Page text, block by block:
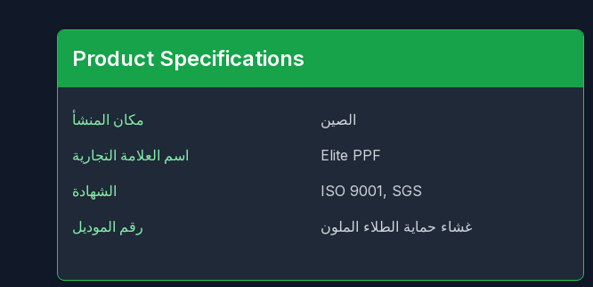
Product Specifications
مكان المنشأ
الصين
اسم العلامة التجارية
Elite PPF
الشهادة
ISO 9001, SGS
رقم الموديل
غشاء حماية الطلاء الملون